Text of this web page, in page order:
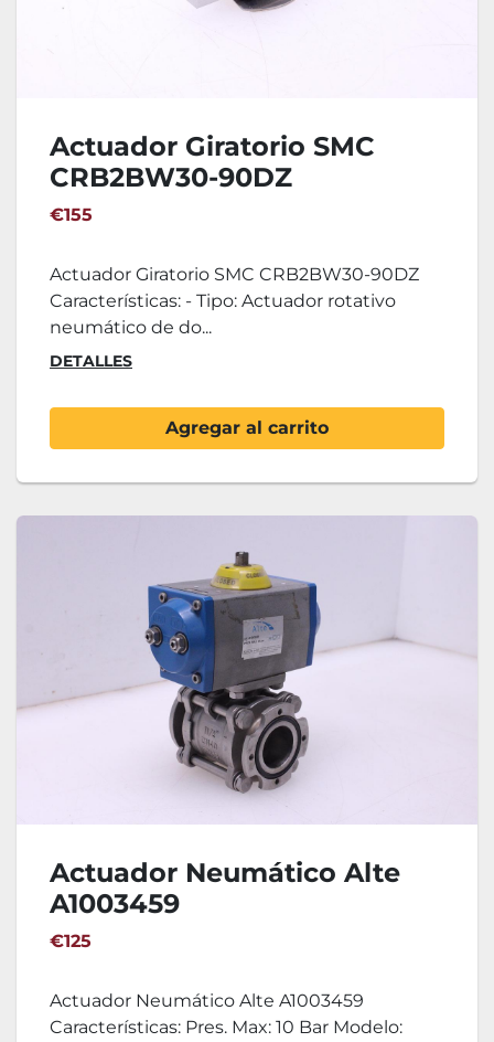
Actuador Giratorio SMC
CRB2BW30-90DZ
€155
Actuador Giratorio SMC CRB2BW30-90DZ
Características: - Tipo: Actuador rotativo
neumático de do...
DETALLES
Agregar al carrito
Actuador Neumático Alte
A1003459
€125
Actuador Neumático Alte A1003459
Características: Pres. Max: 10 Bar Modelo: